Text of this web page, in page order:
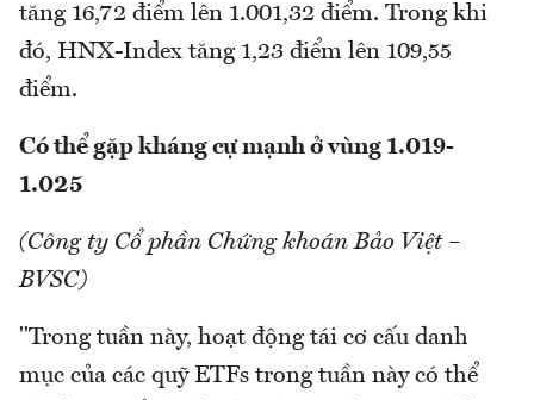
tăng 16,72 điểm lên 1.001,32 điểm. Trong khi
đó, HNX-Index tăng 1,23 điểm lên 109,55
điểm.
Có thể gặp kháng cự mạnh ở vùng 1.019-
1.025
(Công ty Cổ phần Chứng khoán Bảo Việt –
BVSC)
"Trong tuần này, hoạt động tái cơ cấu danh
mục của các quỹ ETFs trong tuần này có thể